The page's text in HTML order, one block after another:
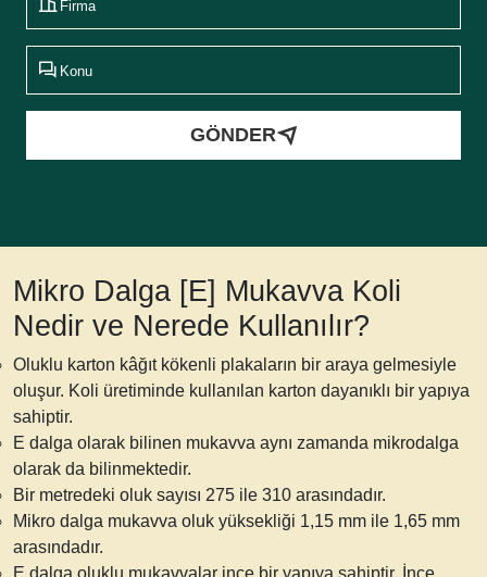
GÖNDER
Mikro Dalga [E] Mukavva Koli
Nedir ve Nerede Kullanılır?
Oluklu karton kâğıt kökenli plakaların bir araya gelmesiyle
oluşur. Koli üretiminde kullanılan karton dayanıklı bir yapıya
sahiptir.
E dalga olarak bilinen mukavva aynı zamanda mikrodalga
olarak da bilinmektedir.
Bir metredeki oluk sayısı 275 ile 310 arasındadır.
Mikro dalga mukavva oluk yüksekliği 1,15 mm ile 1,65 mm
arasındadır.
E dalga oluklu mukavvalar ince bir yapıya sahiptir. İnce